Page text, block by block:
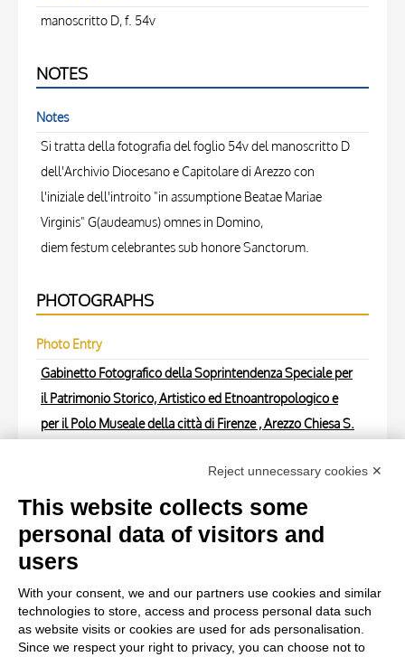
manoscritto D, f. 54v
NOTES
Notes
Si tratta della fotografia del foglio 54v del manoscritto D
dell'Archivio Diocesano e Capitolare di Arezzo con
l'iniziale dell'introito "in assumptione Beatae Mariae
Virginis" G(audeamus) omnes in Domino,
diem festum celebrantes sub honore Sanctorum.
PHOTOGRAPHS
Photo Entry
Gabinetto Fotografico della Soprintendenza Speciale per
il Patrimonio Storico, Artistico ed Etnoantropologico e
per il Polo Museale della città di Firenze , Arezzo Chiesa S.
Photo Entry
Gabinetto Fotografico della Soprintendenza Speciale per
il Patrimonio Storico, Artistico ed Etnoantropologico e
per il Polo Museale della città di Firenze , Arezzo Chiesa S.
Maria della Pieve - sec. XIV - Antifonario D pag. 54v. ,
retro
Reject unnecessary cookies ✕
This website collects some
personal data of visitors and
users
With your consent, we and our partners use cookies and similar
technologies to store, access and process personal data such
as website visits or cookies are used for ads personalisation.
Since we respect your right to privacy, you can choose not to